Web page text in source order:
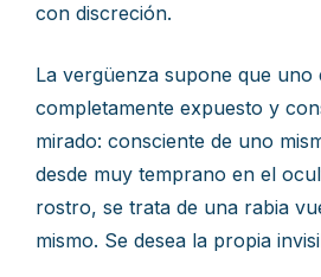
con discreción.
La vergüenza supone que uno
completamente expuesto y
mirado: consciente de uno
desde muy temprano en el
rostro, se trata de una rabia
mismo. Se desea la propia